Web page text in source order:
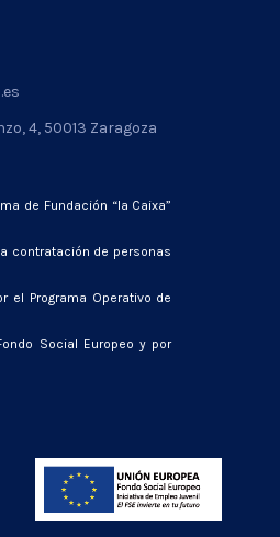
4, 50013 Zaragoza
de Fundación “la Caixa”
contratación de personas
el Programa Operativo de
Social Europeo y por